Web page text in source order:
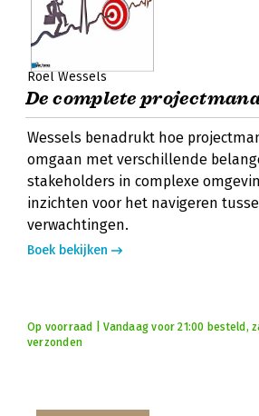
Roel Wessels
De complete
Wessels benadrukt hoe
omgaan met verschillende
stakeholders in complexe
inzichten voor het navigeren
verwachtingen.
Boek bekijken
Op voorraad | Vandaag voor 21:00 besteld,
verzonden